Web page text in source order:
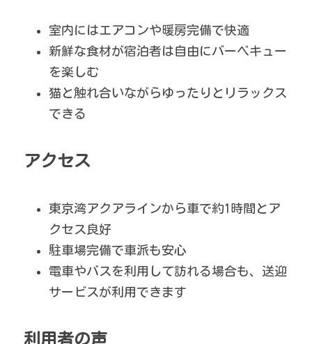
室内にはエアコンや暖房完備で快適
新鮮な食材が宿泊者は自由にバーベキュー
を楽しむ
猫と触れ合いながらゆったりとリラックス
できる
アクセス
東京湾アクアラインから車で約1時間とア
クセス良好
駐車場完備で車派も安心
電車やバスを利用して訪れる場合も、送迎
サービスが利用できます
利用者の声